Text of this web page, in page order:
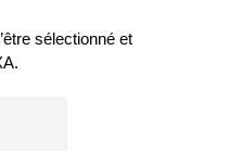
sélectionné et